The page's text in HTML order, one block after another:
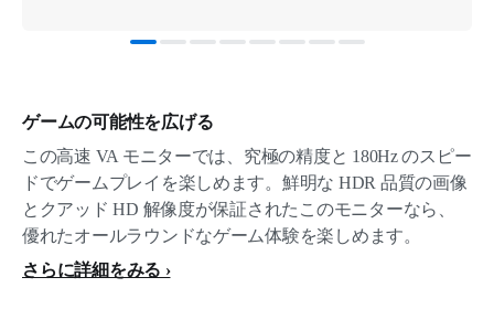
ゲームの可能性を広げる
この高速 VA モニターでは、究極の精度と 180Hz のスピー
ドでゲームプレイを楽しめます。鮮明な HDR 品質の画像
とクアッド HD 解像度が保証されたこのモニターなら、
優れたオールラウンドなゲーム体験を楽しめます。
さらに詳細をみる